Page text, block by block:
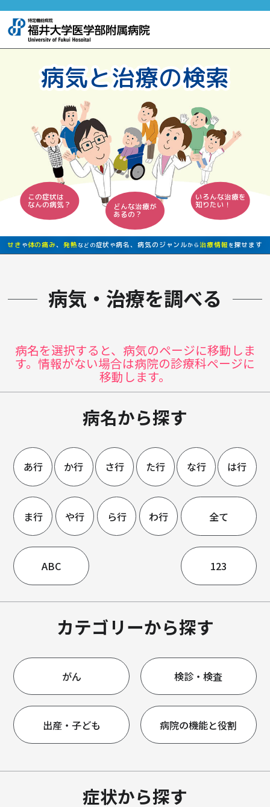
病気と治療の検索
この症状は
なんの病気？ どんな治療が
あるの？
いろんな治療を
知りたい！
せき や体の痛み、発熱などの症状 や病名、病気のジャンルから治療情報 を探せます
病気・治療を調べる
病名を選択すると、病気のページに移動しま
す。情報がない場合は病院の診療科ページに
移動します。
病名から探す
全て
あ行 か行 さ行 た行 な行 は行
ま行 や行 ら行 わ行
ABC 123
カテゴリーから探す
がん 検診・検査
出産・子ども 病院の機能と役割
症状から探す